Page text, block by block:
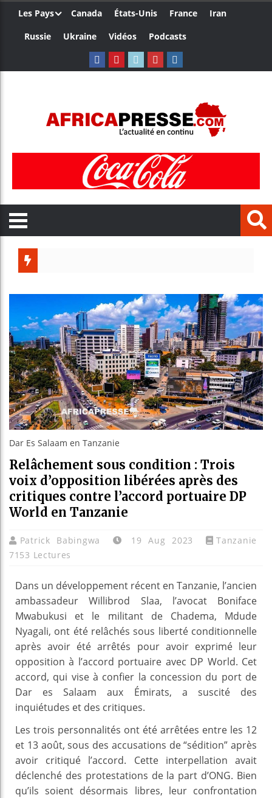
Les Pays Canada États-Unis France
Iran
Russie
Ukraine Vidéos Podcasts
Côte
Tunisie
Ceuta :
Dar Es Salaam en Tanzanie
Relâchement sous condition : Trois
voix d’opposition libérées après des
critiques contre l’accord portuaire DP
World en Tanzanie
Patrick Babingwa 19 Aug 2023
Tanzanie
7153 Lectures
Dans un développement récent en Tanzanie, l’ancien
ambassadeur Willibrod Slaa, l’avocat Boniface
Mwabukusi et le militant de Chadema, Mdude
Nyagali, ont été relâchés sous liberté conditionnelle
après avoir été arrêtés pour avoir exprimé leur
opposition à l’accord portuaire avec DP World. Cet
accord, qui vise à confier la concession du port de
Dar es Salaam aux Émirats, a suscité des
inquiétudes et des critiques.
Les trois personnalités ont été arrêtées entre les 12
et 13 août, sous des accusations de “sédition” après
avoir critiqué l’accord. Cette interpellation avait
déclenché des protestations de la part d’ONG. Bien
qu’ils soient désormais libres, leur confrontation